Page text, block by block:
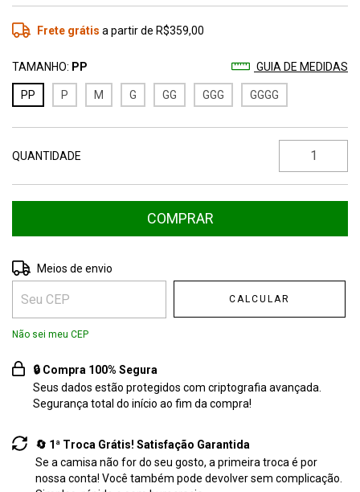
Frete grátis a partir de R$359,00
TAMANHO: PP GUIA DE MEDIDAS
PP P M G GG GGG GGGG
QUANTIDADE
Entregas para o CEP:
Meios de envio
CALCULAR
Não sei meu CEP
🔒 Compra 100% Segura
Seus dados estão protegidos com criptografia avançada.
Segurança total do início ao fim da compra!
🔄 1ª Troca Grátis! Satisfação Garantida
Se a camisa não for do seu gosto, a primeira troca é por
nossa conta! Você também pode devolver sem complicação.